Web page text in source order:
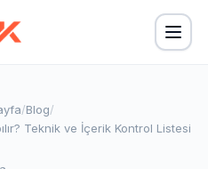
/Blog/
Teknik ve İçerik Kontrol Listesi